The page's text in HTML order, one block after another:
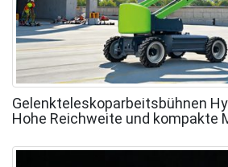
Gelenkteleskoparbeitsbühnen
Hohe Reichweite und kompakte